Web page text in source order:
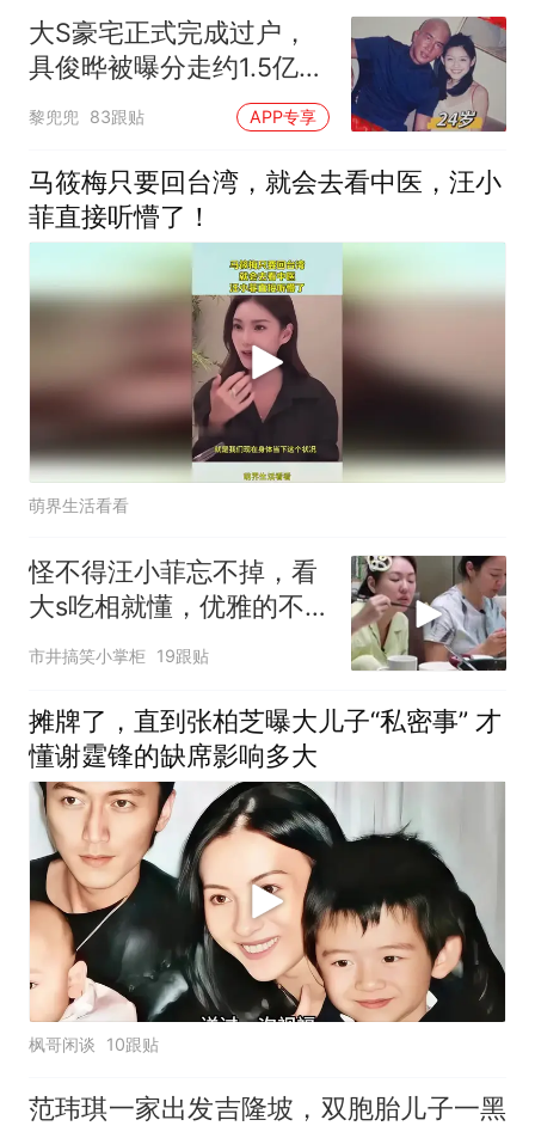
大S豪宅正式完成过户，
具俊晔被曝分走约1.5亿，
S妈无份，网友：汪小菲
还了多年房贷居然成了外
人？
黎兜兜 83跟贴 APP专享
马筱梅只要回台湾，就会去看中医，汪小
菲直接听懵了！
萌界生活看看
怪不得汪小菲忘不掉，看
大s吃相就懂，优雅的不
是一点
市井搞笑小掌柜 19跟贴
摊牌了，直到张柏芝曝大儿子“私密事” 才
懂谢霆锋的缺席影响多大
枫哥闲谈 10跟贴
范玮琪一家出发吉隆坡，双胞胎儿子一黑